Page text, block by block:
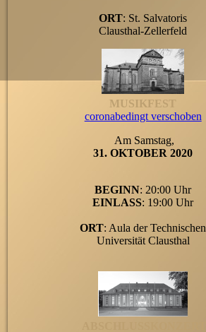
ORT: St. Salvatoris
Clausthal-Zellerfeld
MUSIKFEST
coronabedingt verschoben
Am Samstag,
31. OKTOBER 2020
BEGINN: 20:00 Uhr
EINLASS: 19:00 Uhr
ORT: Aula der Technischen
Universität Clausthal